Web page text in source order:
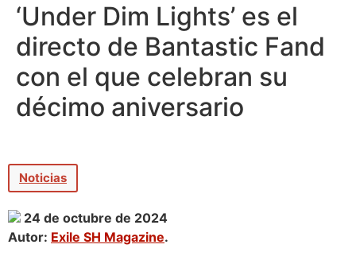
‘Under Dim Lights’ es el
directo de Bantastic Fand
con el que celebran su
décimo aniversario
Noticias
24 de octubre de 2024
Autor: Exile SH Magazine.